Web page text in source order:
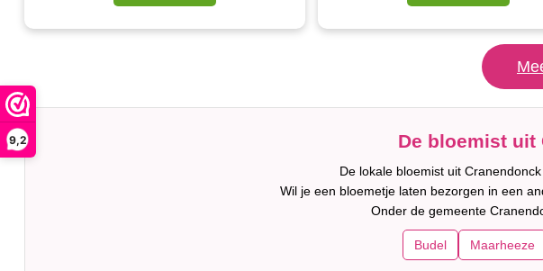
9,2 De bloemist uit
De lokale bloemist uit
Wil je een bloemetje laten bezorgen in een
Onder de gemeente
Budel Maarheeze